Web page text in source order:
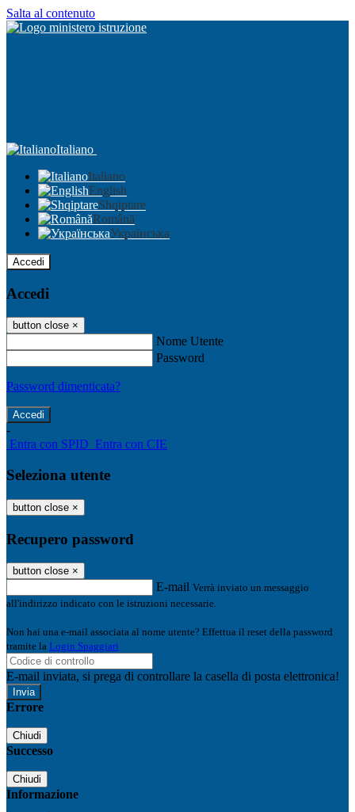
Salta al contenuto
Italiano
Italiano
English
Shqiptare
Română
Українська
Accedi
Accedi
button close ×
Nome Utente
Password
Password dimenticata?
-
Entra con SPID Entra con CIE
Seleziona utente
button close ×
Recupero password
button close ×
E-mail Verrà inviato un messaggio
all'indirizzo indicato con le istruzioni necessarie.
Non hai una e-mail associata al nome utente? Effettua il reset della password
tramite la Login Spaggiari
E-mail inviata, si prega di controllare la casella di posta elettronica!
Errore
Chiudi
Successo
Chiudi
Informazione